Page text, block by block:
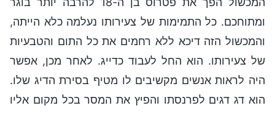
ומתוחכם. כל התמימות של צעירותו נעלמה כלא הייתה,
והמכשול הזה דיכא ללא רחמים את כל התום והטבעיות
של צעירותו. הוא החל לעבוד כדייג. לאחר מכן, אפשר
היה לראות אנשים מקשיבים לו מטיף בסירת הדיג שלו.
הוא דג דגים לפרנסתו והפיץ את המסר בכל מקום אליו